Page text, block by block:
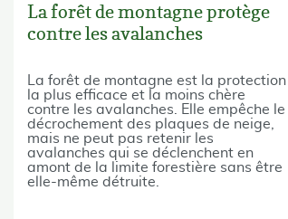
La forêt de montagne protège
contre les avalanches
La forêt de montagne est la protection
la plus efficace et la moins chère
contre les avalanches. Elle empêche le
décrochement des plaques de neige,
mais ne peut pas retenir les
avalanches qui se déclenchent en
amont de la limite forestière sans être
elle-même détruite.